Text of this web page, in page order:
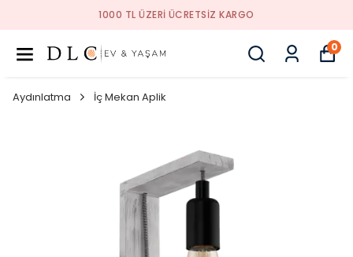
ÜZERI ÜCRETSIZ KARGO
0
Aydınlatma İç Mekan Aplik